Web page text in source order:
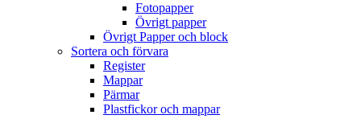
Fotopapper
Övrigt papper
Övrigt Papper och block
Sortera och förvara
Register
Mappar
Pärmar
Plastfickor och mappar